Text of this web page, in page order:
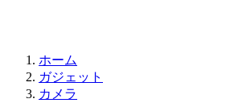
ホーム
ガジェット
カメラ